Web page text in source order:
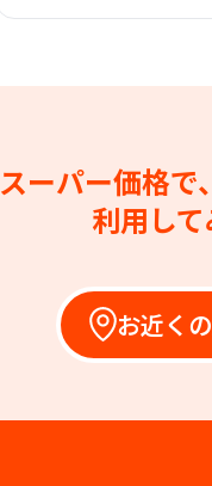
スーパー価格で
利用し
お近く